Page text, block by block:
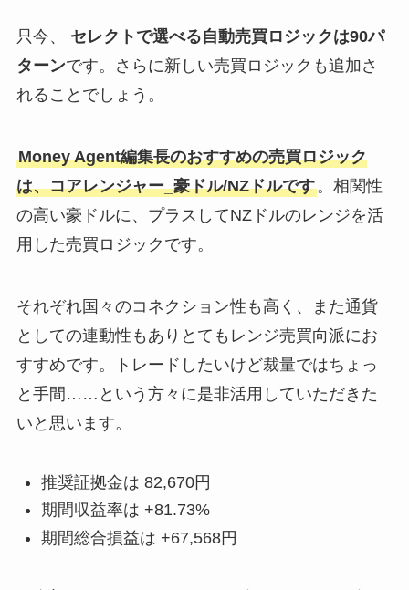
只今、 セレクトで選べる自動売買ロジックは90パ
ターンです。さらに新しい売買ロジックも追加さ
れることでしょう。
Money Agent編集長のおすすめの売買ロジック
は、コアレンジャー_豪ドル/NZドルです。相関性
の高い豪ドルに、プラスしてNZドルのレンジを活
用した売買ロジックです。
それぞれ国々のコネクション性も高く、また通貨
としての連動性もありとてもレンジ売買向派にお
すすめです。トレードしたいけど裁量ではちょっ
と手間……という方々に是非活用していただきた
いと思います。
推奨証拠金は 82,670円
期間収益率は +81.73%
期間総合損益は +67,568円